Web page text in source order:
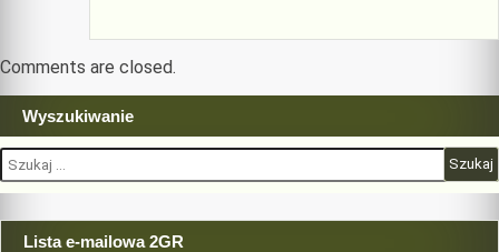
Comments are closed.
Wyszukiwanie
Szukaj:
Lista e-mailowa 2GR